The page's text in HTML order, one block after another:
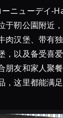
ーニューデイ-
于靭公園附近
肉汉堡、带有
，以及备受喜
朋友和家人聚
，这里都能满